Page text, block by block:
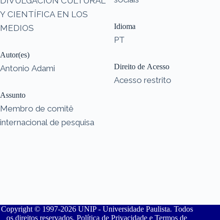
Y CIENTÍFICA EN LOS
MEDIOS
Autor(es)
Antonio Adami
Assunto
Membro de comitê
internacional de pesquisa
Idioma
PT
Direito de Acesso
Acesso restrito
Copyright © 1997-2026 UNIP - Universidade Paulista. Todos
os direitos reservados. Política de Privacidade e Termos de